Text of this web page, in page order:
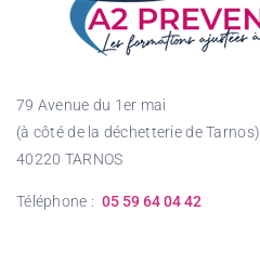
79 Avenue du 1er mai
(à côté de la déchetterie de Tarnos)
40220 TARNOS
Téléphone : 05 59 64 04 42